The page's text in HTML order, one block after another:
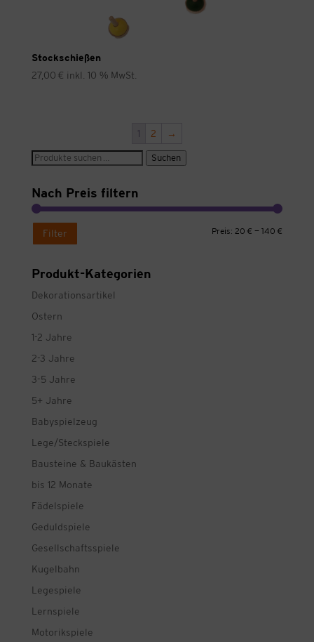
Stockschießen
27,00 € inkl. 10 % MwSt.
1 2 →
Suche
Suchen
Nach Preis filtern
Filter Preis:20 € —140 €
Produkt-Kategorien
Dekorationsartikel
Ostern
1-2 Jahre
2-3 Jahre
3-5 Jahre
5+ Jahre
Babyspielzeug
Lege/Steckspiele
Bausteine & Baukästen
bis 12 Monate
Fädelspiele
Geduldspiele
Gesellschaftsspiele
Kugelbahn
Legespiele
Lernspiele
Motorikspiele